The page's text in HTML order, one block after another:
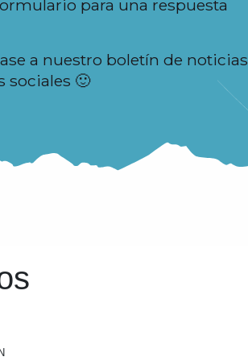
para una respuesta
a nuestro boletín de noticias
sociales 🙂